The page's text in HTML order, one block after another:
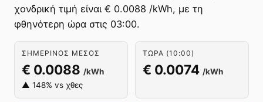
χονδρική τιμή είναι € 0.0088 /kWh, με τη
φθηνότερη ώρα στις 03:00.
ΣΗΜΕΡΙΝΌΣ ΜΈΣΟΣ
€ 0.0088 /kWh
▲ 148% vs χθες
ΤΏΡΑ (10:00)
€ 0.0074 /kWh